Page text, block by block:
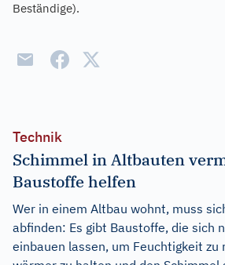
Beständige).
Technik
Schimmel in Altbauten
Baustoffe helfen
Wer in einem Altbau wohnt, muss
abfinden: Es gibt Baustoffe, die sich
einbauen lassen, um Feuchtigkeit zu